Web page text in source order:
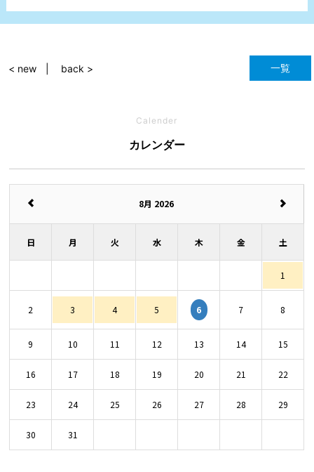
一覧
< new back >
Calender
カレンダー
8月 2026
日 月 火 水 木 金 土
1
2 3 4 5 6 7 8
9 10 11 12 13 14 15
16 17 18 19 20 21 22
23 24 25 26 27 28 29
30 31